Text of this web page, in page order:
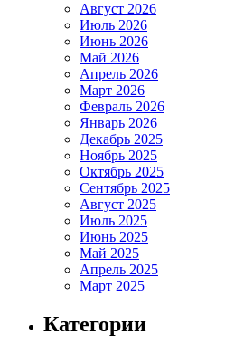
Август 2026
Июль 2026
Июнь 2026
Май 2026
Апрель 2026
Март 2026
Февраль 2026
Январь 2026
Декабрь 2025
Ноябрь 2025
Октябрь 2025
Сентябрь 2025
Август 2025
Июль 2025
Июнь 2025
Май 2025
Апрель 2025
Март 2025
Категории